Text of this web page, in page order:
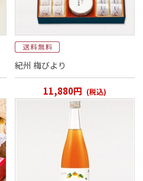
紀州 梅びより
11,880円 (税込)